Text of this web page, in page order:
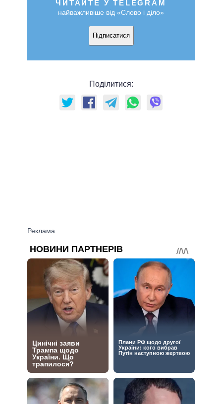
ЧИТАЙТЕ У TELEGRAM
найважливіше від «Слово і діло»
Підписатися
Поділитися: